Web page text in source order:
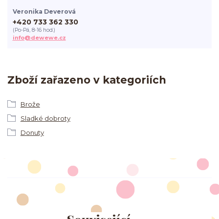
Zboží zařazeno v kategoriích
Brože
Sladké dobroty
Donuty
Veronika Deverová
+420 733 362 330
(Po-Pá, 8-16 hod.)
info@dewewe.cz